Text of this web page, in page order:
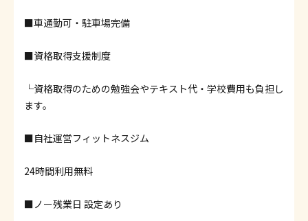
■車通勤可・駐車場完備
■資格取得支援制度
└資格取得のための勉強会やテキスト代・学校費用も負担し
ます。
■自社運営フィットネスジム
24時間利用無料
■ノー残業日 設定あり